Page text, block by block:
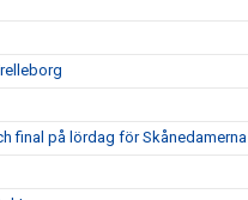
final på lördag för Skånedamerna